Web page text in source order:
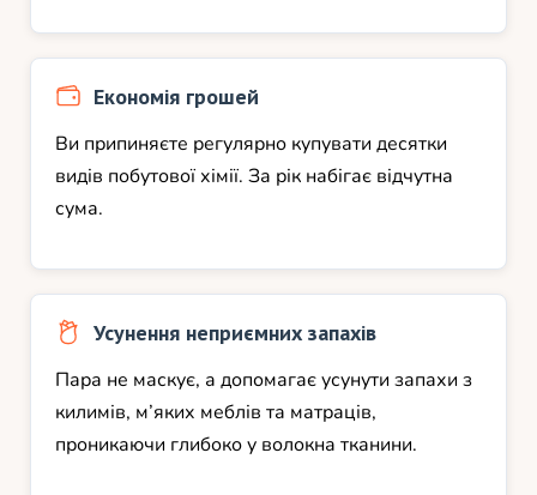
Економія грошей
Ви припиняєте регулярно купувати десятки
видів побутової хімії. За рік набігає відчутна
сума.
Усунення неприємних запахів
Пара не маскує, а допомагає усунути запахи з
килимів, м’яких меблів та матраців,
проникаючи глибоко у волокна тканини.